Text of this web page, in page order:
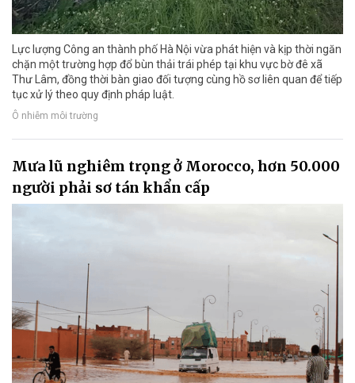
Lực lượng Công an thành phố Hà Nội vừa phát hiện và kịp thời ngăn
chặn một trường hợp đổ bùn thải trái phép tại khu vực bờ đê xã
Thư Lâm, đồng thời bàn giao đối tượng cùng hồ sơ liên quan để tiếp
tục xử lý theo quy định pháp luật.
Ô nhiễm môi trường
Mưa lũ nghiêm trọng ở Morocco, hơn 50.000
người phải sơ tán khẩn cấp